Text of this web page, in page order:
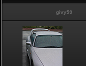
givy59